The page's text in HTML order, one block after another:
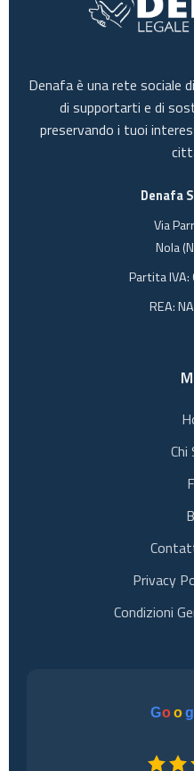
Denafa è una rete sociale
di supportarti e di
preservando i tuoi
Denafa
Via
Nola
Partita
REA:
Chi
Privacy
Condizioni
Goog